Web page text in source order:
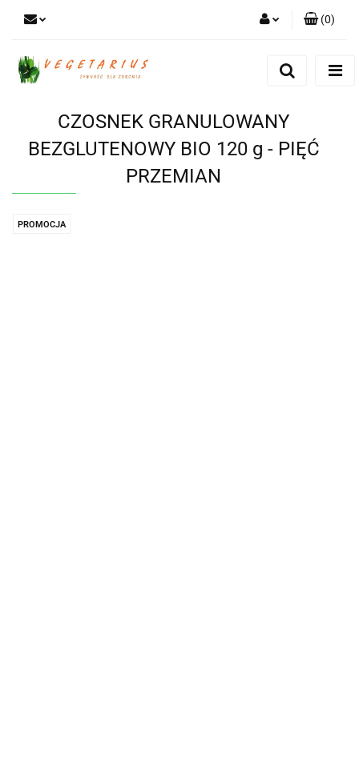
(0)
CZOSNEK GRANULOWANY
BEZGLUTENOWY BIO 120 g - PIĘĆ
PRZEMIAN
PROMOCJA